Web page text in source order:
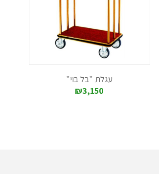
עגלת "בל בוי"
₪3,150